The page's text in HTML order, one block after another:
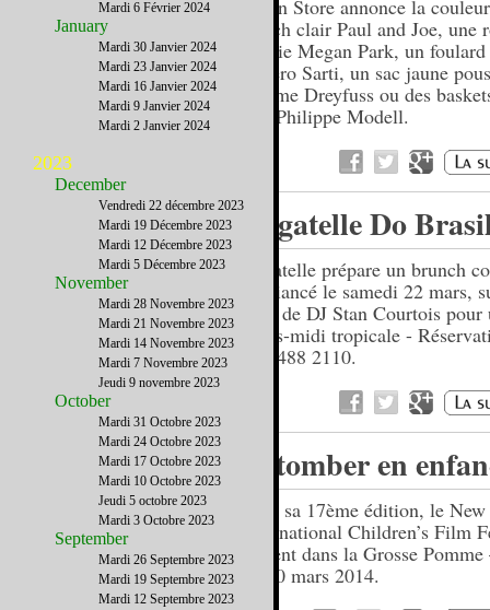
Kisan Store annonce la
trench clair Paul and Joe, une
fleurie Megan Park, un
Faliero Sarti, un sac jaune
Jerome Dreyfuss ou des
ciel Philippe Modell.
Bagatelle Do
Bagatelle prépare un brunch
ambiancé le samedi 22 mars,
sons de DJ Stan Courtois pour
après-midi tropicale -
212 488 2110.
Retomber en
Pour sa 17ème édition, le
International Children’s Film
revient dans la Grosse
au 30 mars 2014.
Mardi 6 Février 2024
January
Mardi 30 Janvier 2024
Mardi 23 Janvier 2024
Mardi 16 Janvier 2024
Mardi 9 Janvier 2024
Mardi 2 Janvier 2024
2023
December
Vendredi 22 décembre 2023
Mardi 19 Décembre 2023
Mardi 12 Décembre 2023
Mardi 5 Décembre 2023
November
Mardi 28 Novembre 2023
Mardi 21 Novembre 2023
Mardi 14 Novembre 2023
Mardi 7 Novembre 2023
Jeudi 9 novembre 2023
October
Mardi 31 Octobre 2023
Mardi 24 Octobre 2023
Mardi 17 Octobre 2023
Mardi 10 Octobre 2023
Jeudi 5 octobre 2023
Mardi 3 Octobre 2023
September
Mardi 26 Septembre 2023
Mardi 19 Septembre 2023
Mardi 12 Septembre 2023